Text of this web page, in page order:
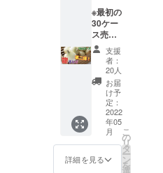
す！
後、随
時発送
しま
す。 賞
味期限
は、日
陰で段
ボール
は開け
たまま
で、風
通しの
良い所
置いて
いただ
しま
す。 賞
味期限
は、日
陰で段
ボール
は開け
たまま
で、風
通しの
良い所
置いて
いただ
けれ
※最初の
30ケー
ス売り
切れた
為、追
加で出
させて
頂きま
す！ 最
初の方
よりも
少しお
値段上
がりま
すが、
支援
者：
20人
お届
け予
定：
2022
年05
月
詳細を見る
こ
の
リ
タ
ー
ン
を
選